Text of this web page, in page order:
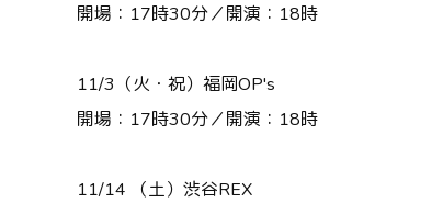
開場：17時30分／開演：18時
11/3（火・祝）福岡OP's
開場：17時30分／開演：18時
11/14 （土）渋谷REX